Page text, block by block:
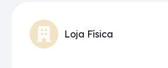
Loja Física